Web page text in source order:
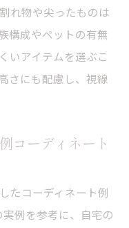
れ物や尖ったものは
構成やペットの有無
いアイテムを選ぶこ
さにも配慮し、視線
コーディネート
たコーディネート例
例を参考に、自宅の